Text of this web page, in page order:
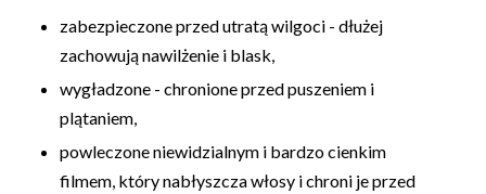
zabezpieczone przed utratą wilgoci - dłużej
zachowują nawilżenie i blask,
wygładzone - chronione przed puszeniem i
plątaniem,
powleczone niewidzialnym i bardzo cienkim
filmem, który nabłyszcza włosy i chroni je przed